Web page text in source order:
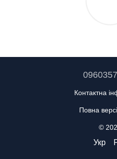
Контактна
Повна
©
Укр